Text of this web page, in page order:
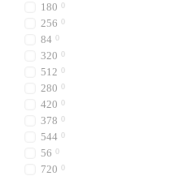
180 0
256 0
84 0
320 0
512 0
280 0
420 0
378 0
544 0
56 0
720 0